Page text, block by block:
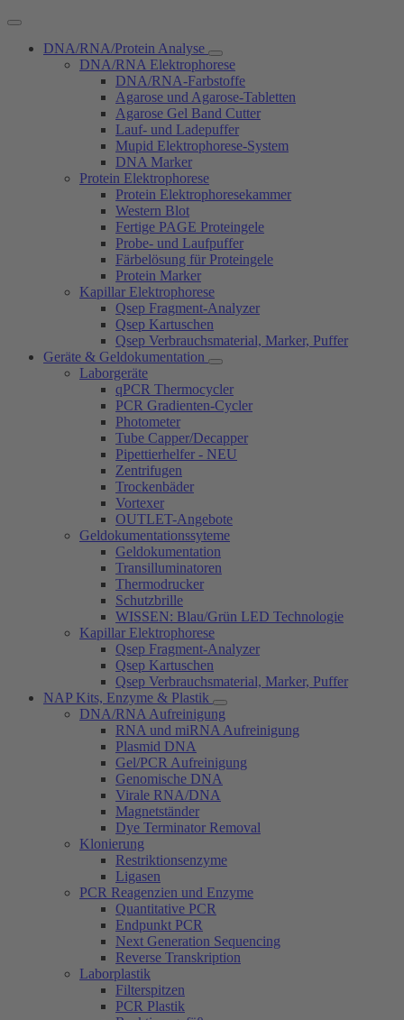
DNA/RNA/Protein Analyse
DNA/RNA Elektrophorese
DNA/RNA-Farbstoffe
Agarose und Agarose-Tabletten
Agarose Gel Band Cutter
Lauf- und Ladepuffer
Mupid Elektrophorese-System
DNA Marker
Protein Elektrophorese
Protein Elektrophoresekammer
Western Blot
Fertige PAGE Proteingele
Probe- und Laufpuffer
Färbelösung für Proteingele
Protein Marker
Kapillar Elektrophorese
Qsep Fragment-Analyzer
Qsep Kartuschen
Qsep Verbrauchsmaterial, Marker, Puffer
Geräte & Geldokumentation
Laborgeräte
qPCR Thermocycler
PCR Gradienten-Cycler
Photometer
Tube Capper/Decapper
Pipettierhelfer - NEU
Zentrifugen
Trockenbäder
Vortexer
OUTLET-Angebote
Geldokumentationssyteme
Geldokumentation
Transilluminatoren
Thermodrucker
Schutzbrille
WISSEN: Blau/Grün LED Technologie
Kapillar Elektrophorese
Qsep Fragment-Analyzer
Qsep Kartuschen
Qsep Verbrauchsmaterial, Marker, Puffer
NAP Kits, Enzyme & Plastik
DNA/RNA Aufreinigung
RNA und miRNA Aufreinigung
Plasmid DNA
Gel/PCR Aufreinigung
Genomische DNA
Virale RNA/DNA
Magnetständer
Dye Terminator Removal
Klonierung
Restriktionsenzyme
Ligasen
PCR Reagenzien und Enzyme
Quantitative PCR
Endpunkt PCR
Next Generation Sequencing
Reverse Transkription
Laborplastik
Filterspitzen
PCR Plastik